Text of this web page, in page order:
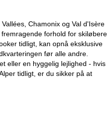
Chamonix og Val d'Isère
forhold for skiløbere
tidligt, kan opnå eksklusive
før alle andre.
eller en hyggelig lejlighed - hvis
tidligt, er du sikker på at